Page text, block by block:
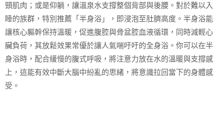
頸肌肉；或是仰躺，讓溫泉水支撐整個背部與後腰。對於難以入
睡的族群，特別推薦「半身浴」，即浸泡至肚臍高度。半身浴能
讓核心軀幹保持溫暖，促進腹腔與骨盆腔血液循環，同時減輕心
臟負荷，其放鬆效果常優於讓人氣喘吁吁的全身浴。你可以在半
身浴時，配合緩慢的腹式呼吸，將注意力放在水的溫暖與支撐感
上，這能有效中斷大腦中紛亂的思緒，將意識拉回當下的身體感
受。